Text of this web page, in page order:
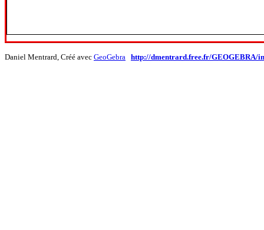
Daniel Mentrard, Créé avec GeoGebra http://dmentrard.free.fr/GEOGEBRA/